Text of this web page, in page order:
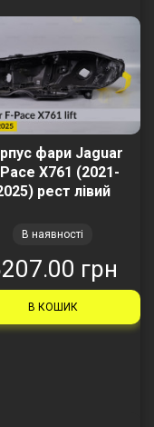
фари Jaguar
X761 (2021-
рест лівий
В наявності
грн
В КОШИК